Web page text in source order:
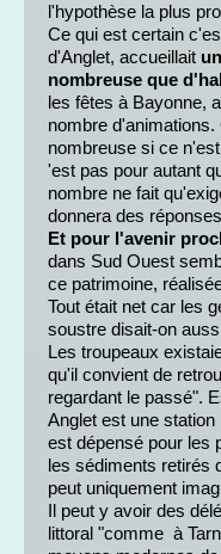
l'hypothèse la plus
Ce qui est certain
d'Anglet, accueillait
nombreuse que
les fêtes à Bayonne,
nombre d'animations.
nombreuse si ce
'est pas pour autant
nombre ne fait
donnera des
Et pour l'avenir
dans Sud Ouest
ce patrimoine,
Tout était net car les
soustre disait-on
Les troupeaux
qu'il convient de
regardant le passé".
Anglet est une
est dépensé pour les
les sédiments retirés
peut uniquement
Il peut y avoir des
littoral "comme à